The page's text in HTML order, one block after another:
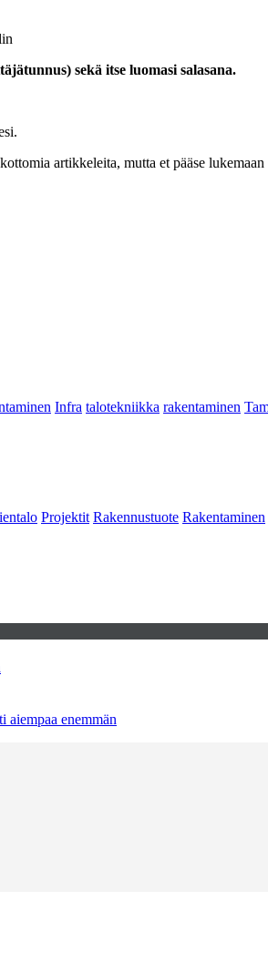
sekä itse luomasi salasana.
artikkeleita, mutta et pääse
Infra talotekniikka rakentaminen
Projektit Rakennustuote Rakentaminen
enemmän